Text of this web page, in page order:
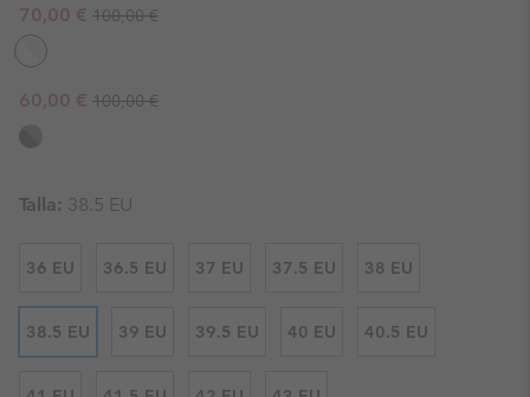
Sale price:
70,00 € Regular price:
100,00 €
Sale price:
60,00 € Regular price:
100,00 €
Talla: 38.5 EU
36 EU 36.5 EU 37 EU 37.5 EU 38 EU
38.5 EU 39 EU 39.5 EU 40 EU 40.5 EU